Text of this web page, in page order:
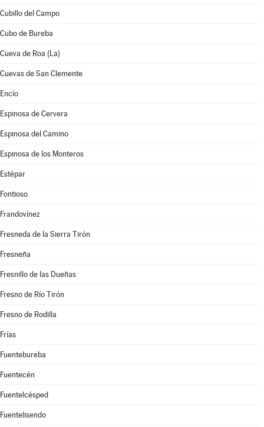
Cubillo del Campo
Cubo de Bureba
Cueva de Roa (La)
Cuevas de San Clemente
Encío
Espinosa de Cervera
Espinosa del Camino
Espinosa de los Monteros
Estépar
Fontioso
Frandovínez
Fresneda de la Sierra Tirón
Fresneña
Fresnillo de las Dueñas
Fresno de Río Tirón
Fresno de Rodilla
Frías
Fuentebureba
Fuentecén
Fuentelcésped
Fuentelisendo